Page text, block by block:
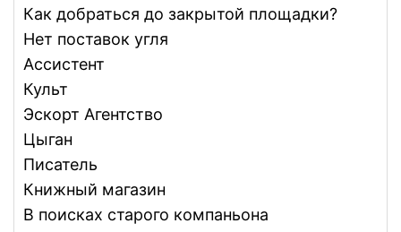
Как добраться до закрытой площадки?
Нет поставок угля
Ассистент
Культ
Эскорт Агентство
Цыган
Писатель
Книжный магазин
В поисках старого компаньона